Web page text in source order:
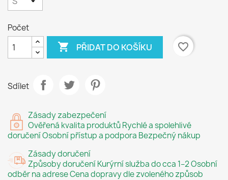
Počet
 PŘIDAT DO KOŠÍKU favorite_border
Sdílet
Zásady zabezpečení
Ověřená kvalita produktů Rychlé a spolehlivé
doručení Osobní přístup a podpora Bezpečný nákup
Zásady doručení
Způsoby doručení Kurýrní služba do cca 1–2 Osobní
odběr na adrese Cena dopravy dle zvoleného způsob